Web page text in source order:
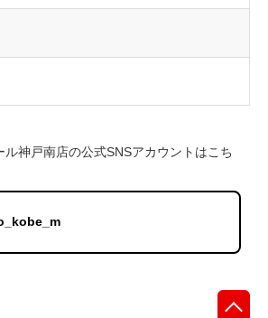
ル神戸南店の公式SNSアカウントはこち